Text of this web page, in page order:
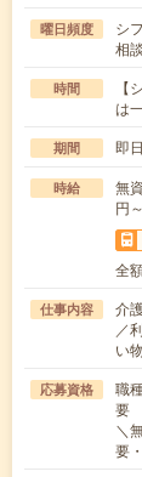
曜日頻度
シ
相
時間
【
は
期間 即
時給
無
円
全
仕事内容
介
／
い
応募資格
職
要
＼
要